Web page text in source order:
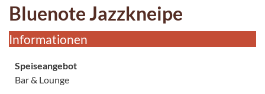
Bluenote Jazzkneipe
Informationen
Speiseangebot
Bar & Lounge